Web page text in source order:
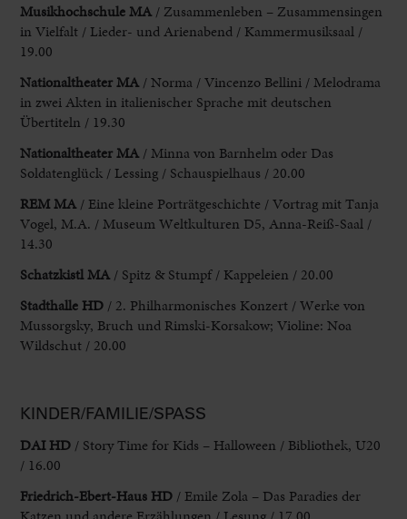
Musikhochschule MA / Zusammenleben – Zusammensingen
in Vielfalt / Lieder- und Arienabend / Kammermusiksaal /
19.00
Nationaltheater MA / Norma / Vincenzo Bellini / Melodrama
in zwei Akten in italienischer Sprache mit deutschen
Übertiteln / 19.30
Nationaltheater MA / Minna von Barnhelm oder Das
Soldatenglück / Lessing / Schauspielhaus / 20.00
REM MA / Eine kleine Porträtgeschichte / Vortrag mit Tanja
Vogel, M.A. / Museum Weltkulturen D5, Anna-Reiß-Saal /
14.30
Schatzkistl MA / Spitz & Stumpf / Kappeleien / 20.00
Stadthalle HD / 2. Philharmonisches Konzert / Werke von
Mussorgsky, Bruch und Rimski-Korsakow; Violine: Noa
Wildschut / 20.00
KINDER/FAMILIE/SPASS
DAI HD / Story Time for Kids – Halloween / Bibliothek, U20
/ 16.00
Friedrich-Ebert-Haus HD / Emile Zola – Das Paradies der